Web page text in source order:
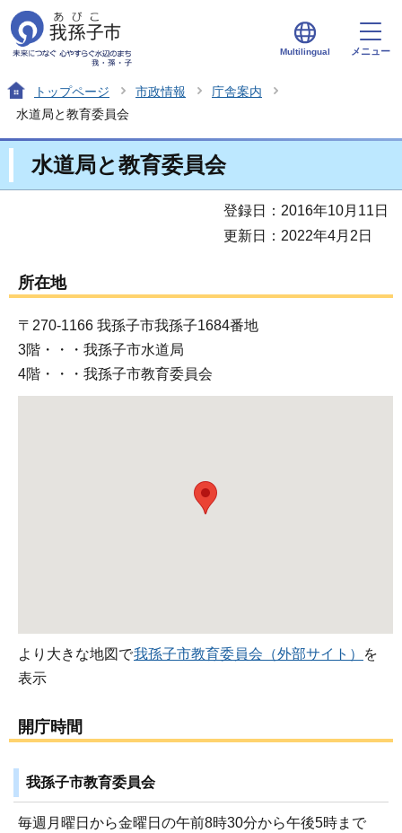
Multilingual メニュー
トップページ 市政情報
庁舎案内
水道局と教育委員会
水道局と教育委員会
登録日：2016年10月11日
更新日：2022年4月2日
所在地
〒270-1166 我孫子市我孫子1684番地
3階・・・我孫子市水道局
4階・・・我孫子市教育委員会
より大きな地図で我孫子市教育委員会（外部サイト）
を
表示
開庁時間
我孫子市教育委員会
毎週月曜日から金曜日の午前8時30分から午後5時まで